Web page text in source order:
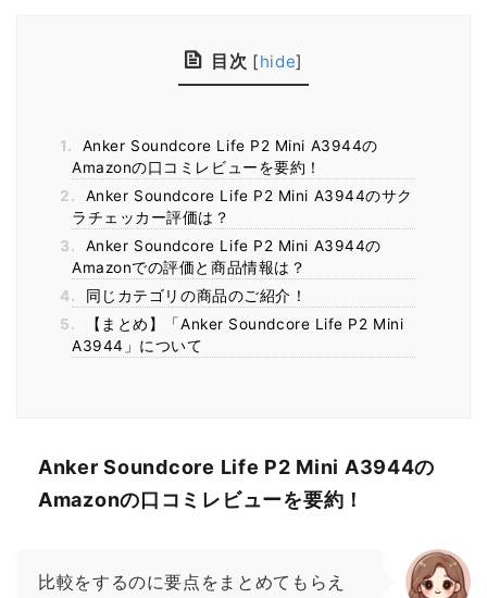
目次 [hide]
1.
Anker Soundcore Life P2 Mini A3944の
Amazonの口コミレビューを要約！
2.
Anker Soundcore Life P2 Mini A3944のサク
ラチェッカー評価は？
3.
Anker Soundcore Life P2 Mini A3944の
Amazonでの評価と商品情報は？
4.
同じカテゴリの商品のご紹介！
5.
【まとめ】「Anker Soundcore Life P2 Mini
A3944」について
Anker Soundcore Life P2 Mini A3944の
Amazonの口コミレビューを要約！
比較をするのに要点をまとめてもらえ